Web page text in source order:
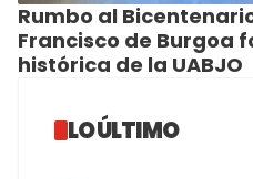
Rumbo al
Francisco de Burgoa
histórica de la UABJO
LO ÚLTIMO